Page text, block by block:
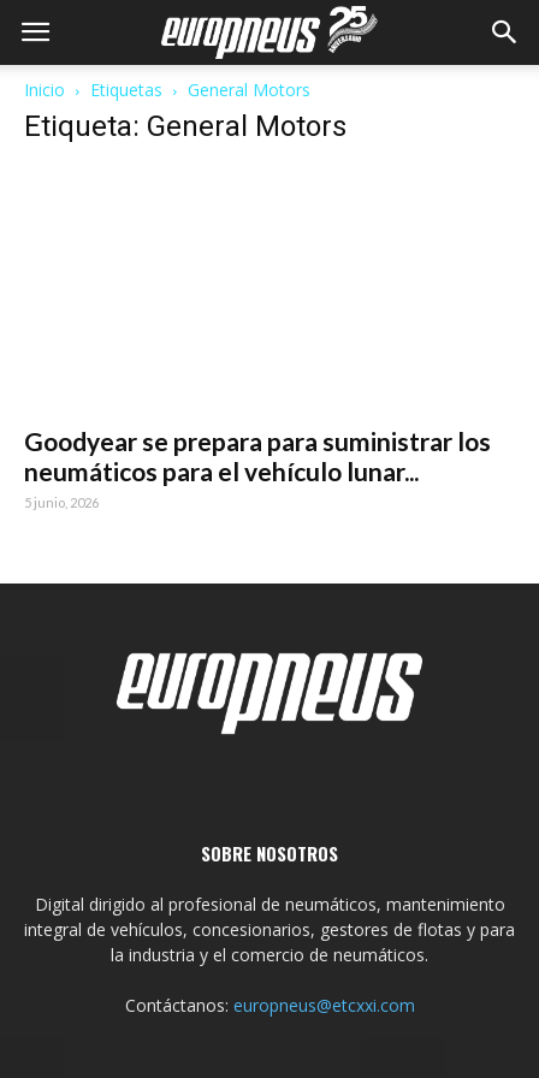
Inicio Etiquetas General Motors
Etiqueta: General Motors
Goodyear se prepara para suministrar los
neumáticos para el vehículo lunar...
5 junio, 2026
SOBRE NOSOTROS
Digital dirigido al profesional de neumáticos, mantenimiento
integral de vehículos, concesionarios, gestores de flotas y para
la industria y el comercio de neumáticos.
Contáctanos: europneus@etcxxi.com